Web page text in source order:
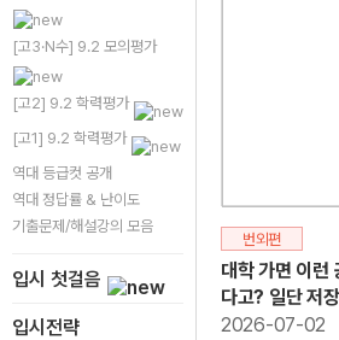
[고3·N수] 9.2 모의평가
[고2] 9.2 학력평가
[고1] 9.2 학력평가
역대 등급컷 공개
역대 정답률 & 난이도
기출문제/해설강의 모음
입시 첫걸음
입시전략
번외편
대학 가면 이런
다고? 일단 저
2026-07-02